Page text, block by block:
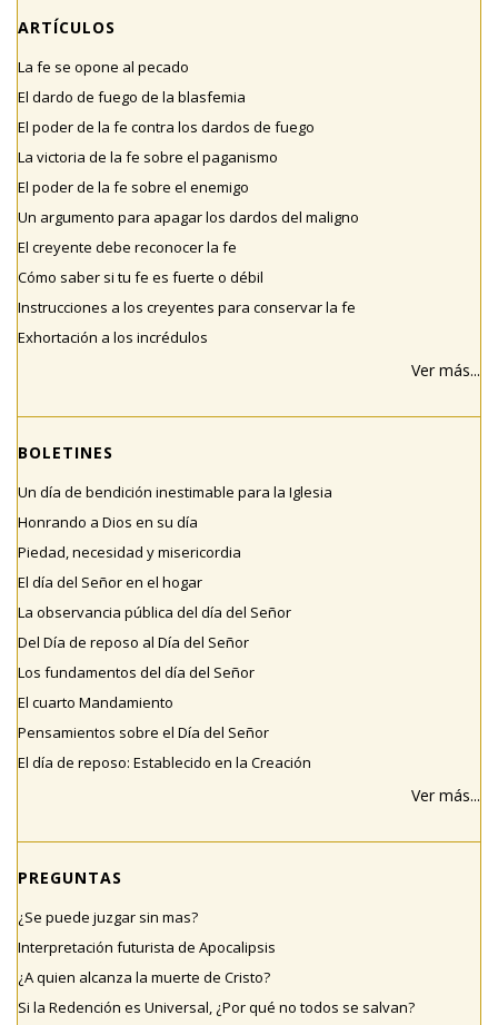
ARTÍCULOS
La fe se opone al pecado
El dardo de fuego de la blasfemia
El poder de la fe contra los dardos de fuego
La victoria de la fe sobre el paganismo
El poder de la fe sobre el enemigo
Un argumento para apagar los dardos del maligno
El creyente debe reconocer la fe
Cómo saber si tu fe es fuerte o débil
Instrucciones a los creyentes para conservar la fe
Exhortación a los incrédulos
Ver más...
BOLETINES
Un día de bendición inestimable para la Iglesia
Honrando a Dios en su día
Piedad, necesidad y misericordia
El día del Señor en el hogar
La observancia pública del día del Señor
Del Día de reposo al Día del Señor
Los fundamentos del día del Señor
El cuarto Mandamiento
Pensamientos sobre el Día del Señor
El día de reposo: Establecido en la Creación
Ver más...
PREGUNTAS
¿Se puede juzgar sin mas?
Interpretación futurista de Apocalipsis
¿A quien alcanza la muerte de Cristo?
Si la Redención es Universal, ¿Por qué no todos se salvan?